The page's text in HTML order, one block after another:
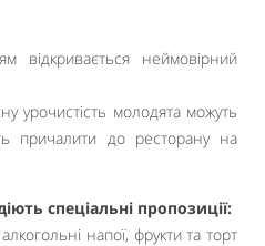
відкривається неймовірний
урочистість молодята можуть
причалити до ресторану на
спеціальні пропозиції:
напої, фрукти та торт